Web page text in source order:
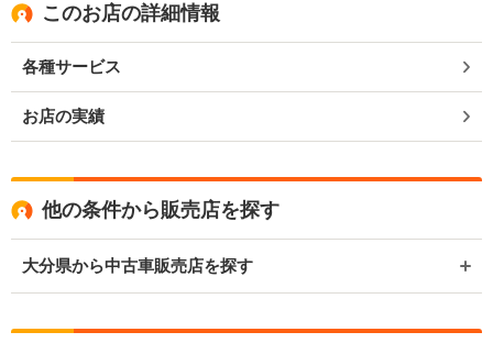
このお店の詳細情報
各種サービス
お店の実績
他の条件から販売店を探す
大分県から中古車販売店を探す